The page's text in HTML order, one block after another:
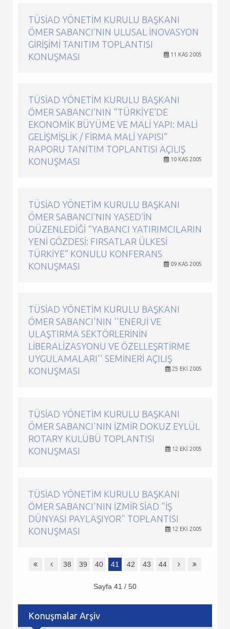
TÜSİAD YÖNETIM KURULU BAŞKANI
ÖMER SABANCI’NIN ULUSAL İNOVASYON
GIRIŞIMI TANITIM TOPLANTISI
KONUŞMASI
11 KAS 2005
TÜSİAD YÖNETIM KURULU BAŞKANI
ÖMER SABANCI’NIN “TÜRKIYE’DE
EKONOMIK BÜYÜME VE MALI YAPI: MALI
GELIŞMIŞLIK / FIRMA MALI YAPISI”
RAPORU TANITIM TOPLANTISI AÇILIŞ
KONUŞMASI
10 KAS 2005
TÜSİAD YÖNETIM KURULU BAŞKANI
ÖMER SABANCI’NIN YASED’IN
DÜZENLEDIĞI “YABANCI YATIRIMCILARIN
YENI GÖZDESI: FIRSATLAR ÜLKESI
TÜRKIYE” KONULU KONFERANS
KONUŞMASI
09 KAS 2005
TÜSİAD YÖNETIM KURULU BAŞKANI
ÖMER SABANCI'NIN ''ENERJI VE
ULAŞTIRMA SEKTÖRLERININ
LIBERALIZASYONU VE ÖZELLEŞRTIRME
UYGULAMALARI'' SEMINERI AÇILIŞ
KONUŞMASI
25 EKI 2005
TÜSİAD YÖNETIM KURULU BAŞKANI
ÖMER SABANCI'NIN İZMIR DOKUZ EYLÜL
ROTARY KULÜBÜ TOPLANTISI
KONUŞMASI
12 EKI 2005
TÜSİAD YÖNETIM KURULU BAŞKANI
ÖMER SABANCI'NIN İZMIR SİAD "İŞ
DÜNYASI PAYLAŞIYOR" TOPLANTISI
KONUŞMASI
12 EKI 2005
38 39 40 41 42 43 44
Sayfa 41 / 50
Konuşmalar Arşiv